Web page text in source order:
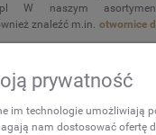
W naszym
znaleźć m.in. otwornice
jeżeli
prywatność
im technologie umożliwiają
nam dostosować ofertę